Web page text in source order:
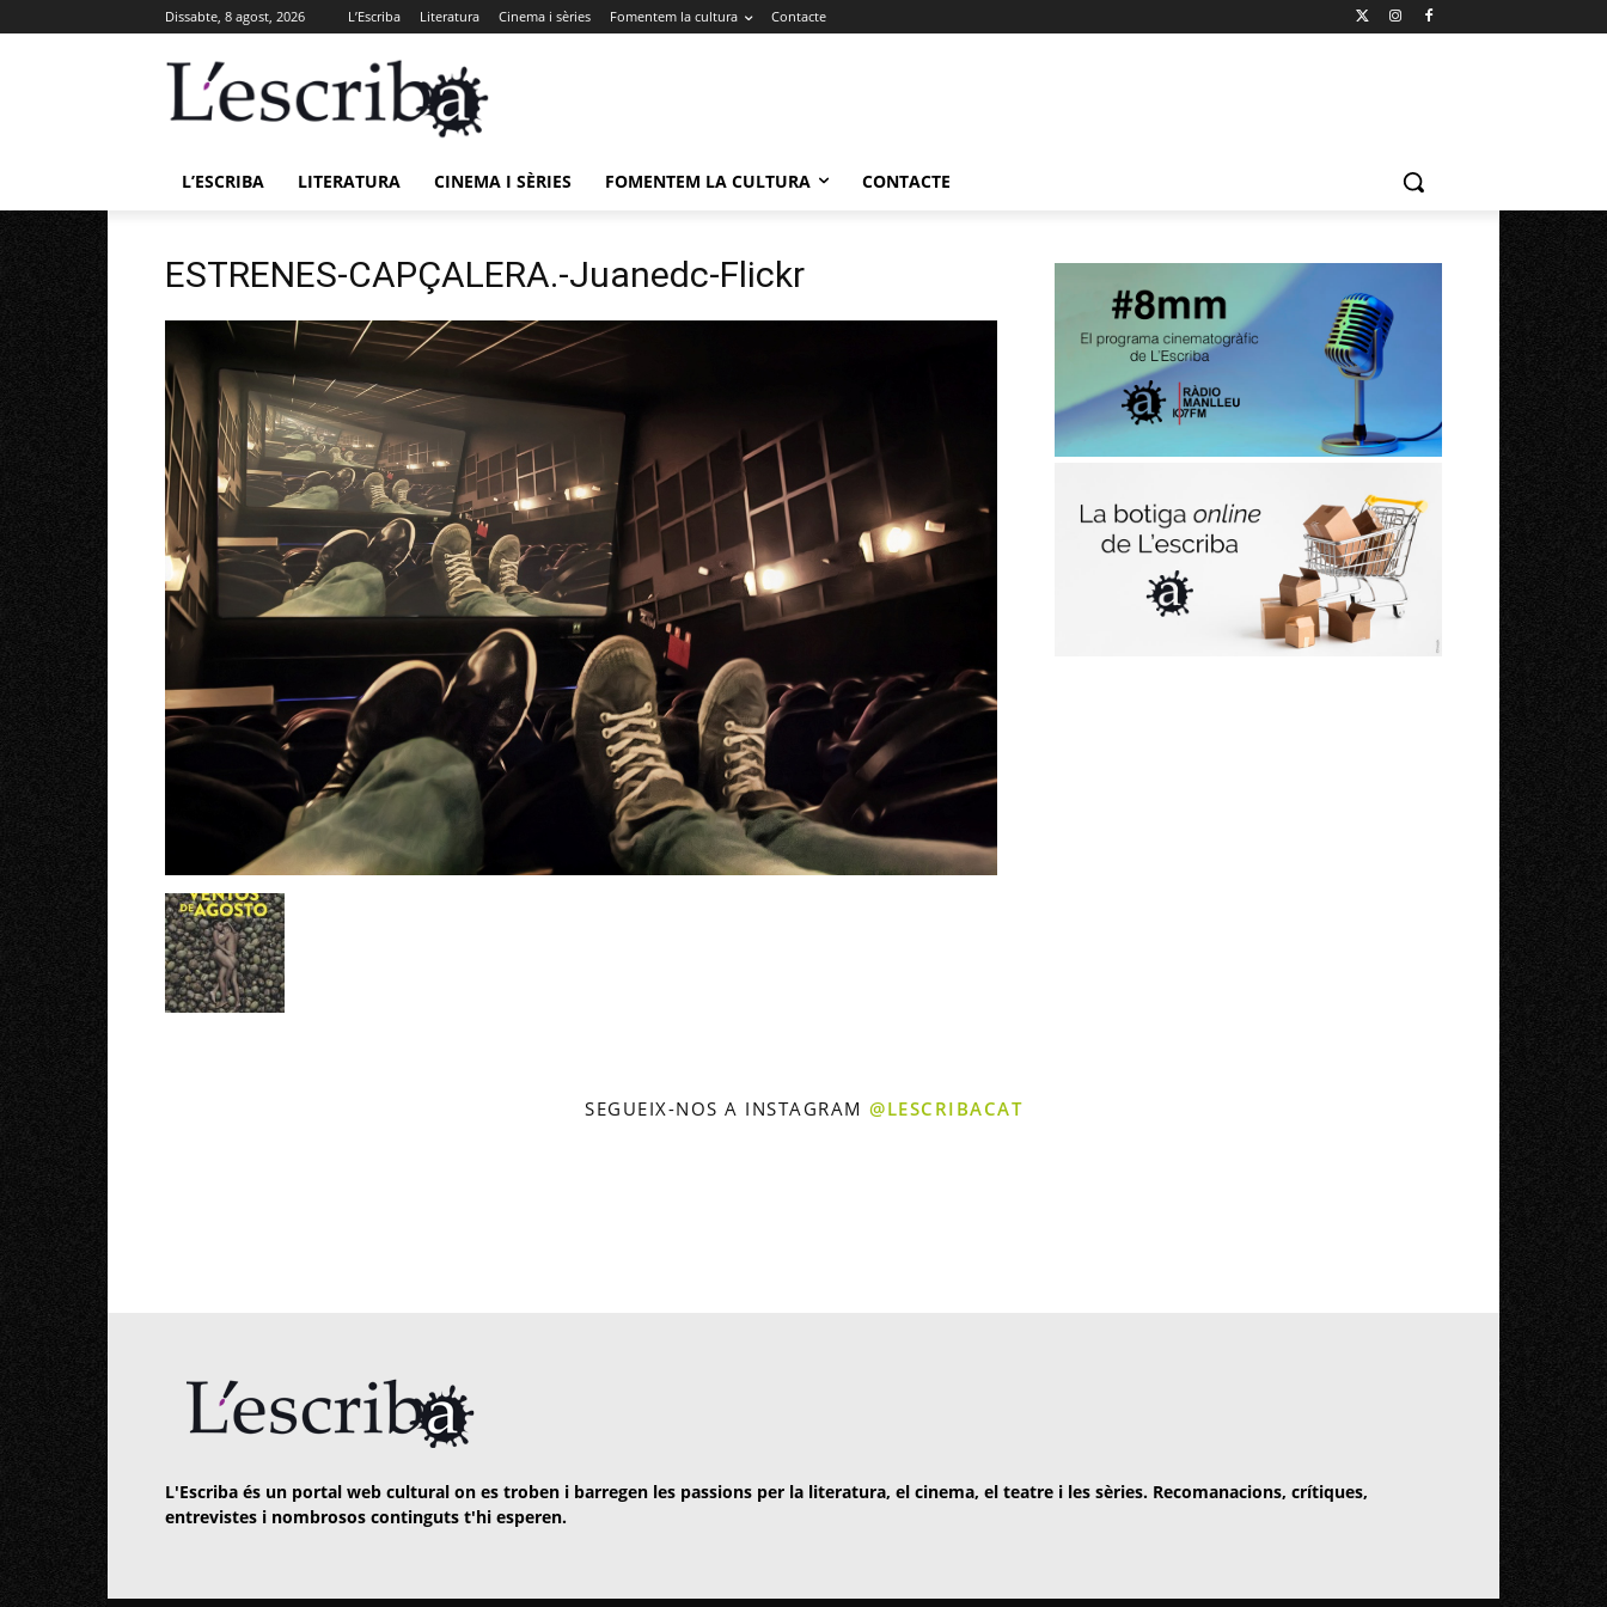
Dissabte, 8 agost, 2026 L’Escriba Literatura Cinema i sèries Fomentem la cultura Contacte
L’ESCRIBA LITERATURA CINEMA I SÈRIES FOMENTEM LA CULTURA CONTACTE
ESTRENES-CAPÇALERA.-Juanedc-Flickr
SEGUEIX-NOS A INSTAGRAM @LESCRIBACAT
L'Escriba és un portal web cultural on es troben i barregen les passions per la literatura, el cinema, el teatre i les sèries. Recomanacions, crítiques,
entrevistes i nombrosos continguts t'hi esperen.